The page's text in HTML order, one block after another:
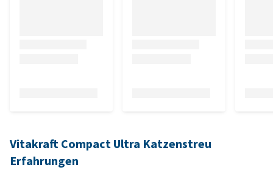
Vitakraft Compact Ultra Katzenstreu
Erfahrungen